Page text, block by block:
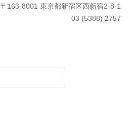
〒163-8001 東京都新宿区西新宿2-8-1
03 (5388) 2757